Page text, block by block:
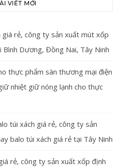
VIẾT MỚI
rẻ, công ty sản xuất mút xốp
Dương, Đồng Nai, Tây Ninh
thực phẩm sàn thương mại điện
nhiệt giữ nóng lạnh cho thực
túi xách giá rẻ, công ty sản
balo túi xách giá rẻ tại Tây Ninh
rẻ, công ty sản xuất xốp định